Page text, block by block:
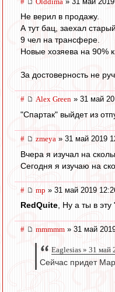
Не верил в продажу.
А тут бац, заехал
9 чел на трансфере.
Новые хозяева на 90%
За достоверность не
# Alex Green » 31 май
"Спартак" выйдет из
# zmeya » 31 май 2019
Вчера я изучал на
Сегодня я изучаю на
# mp » 31 май 2019
RedQuite , Ну а ты в
# mmmmm » 31 май
Eaglesias » 31 май
Сейчас придет